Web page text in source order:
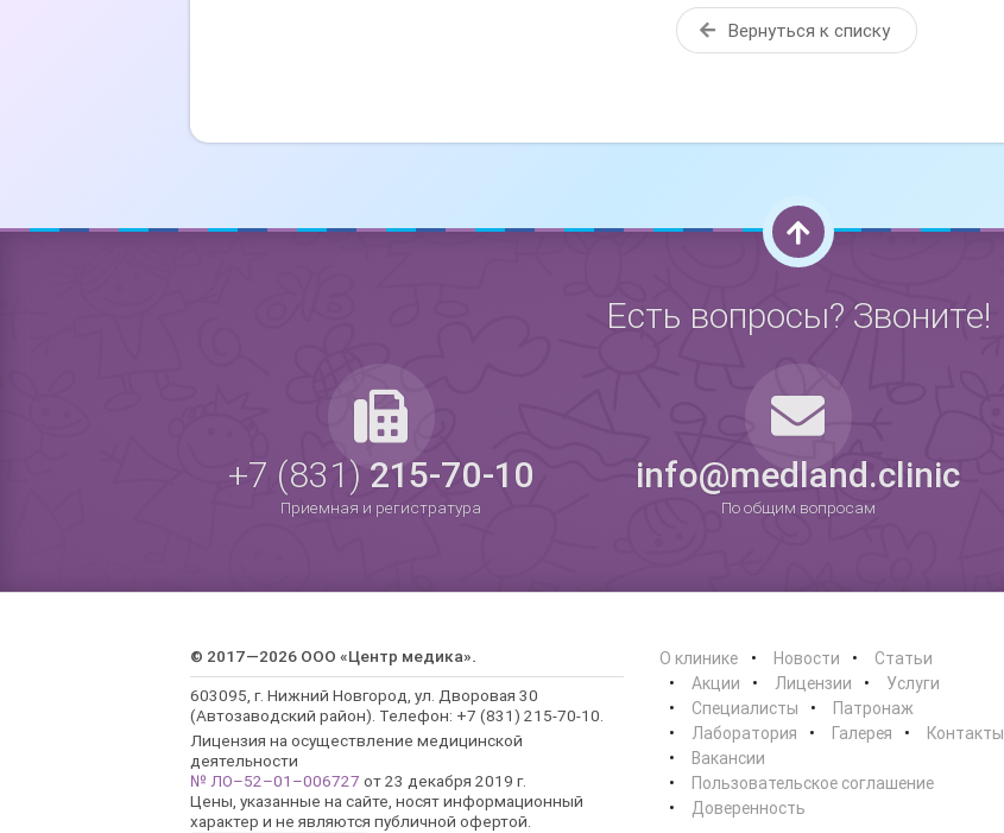
Вернуться к списку
Есть вопросы? Звоните!
+7 (831) 215-70-10
Приемная и регистратура
info@medland.clinic
По общим вопросам
© 2017—2026 ООО «Центр медика».
603095, г. Нижний Новгород, ул. Дворовая 30
(Автозаводский район). Телефон: +7 (831) 215-70-10.
Лицензия на осуществление медицинской
деятельности
№ ЛО–52–01–006727 от 23 декабря 2019 г.
Цены, указанные на сайте, носят информационный
характер и не являются публичной офертой.
О клинике Новости
Статьи
Акции
Лицензии
Услуги
Специалисты
Патронаж
Лаборатория
Галерея
Контакты
Вакансии
Пользовательское соглашение
Доверенность